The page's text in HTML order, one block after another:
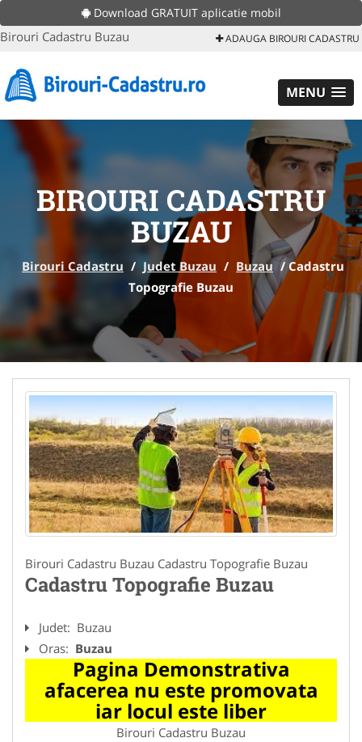
Download GRATUIT aplicatie mobil
Birouri Cadastru Buzau ADAUGA BIROURI CADASTRU
MENU
BIROURI CADASTRU
BUZAU
Birouri Cadastru / Judet Buzau / Buzau /Cadastru
Topografie Buzau
Birouri Cadastru Buzau Cadastru Topografie Buzau
Cadastru Topografie Buzau
Judet: Buzau
Oras: Buzau
Pagina Demonstrativa
afacerea nu este promovata
iar locul este liber
Birouri Cadastru Buzau